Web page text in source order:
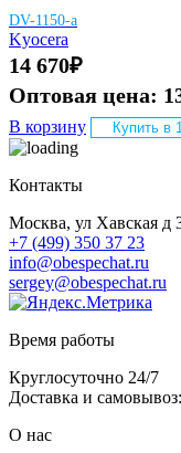
DV-1150-a
Kyocera
14 670₽
Оптовая цена:
В корзину Купить в
Контакты
Москва, ул Хавская д
+7 (499) 350 37 23
info@obespechat.ru
sergey@obespechat.ru
Время работы
Круглосуточно 24/7
Доставка и
О нас